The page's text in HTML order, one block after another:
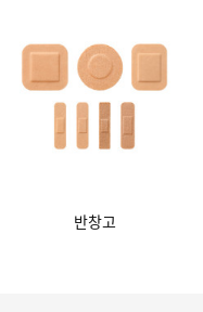
반창고